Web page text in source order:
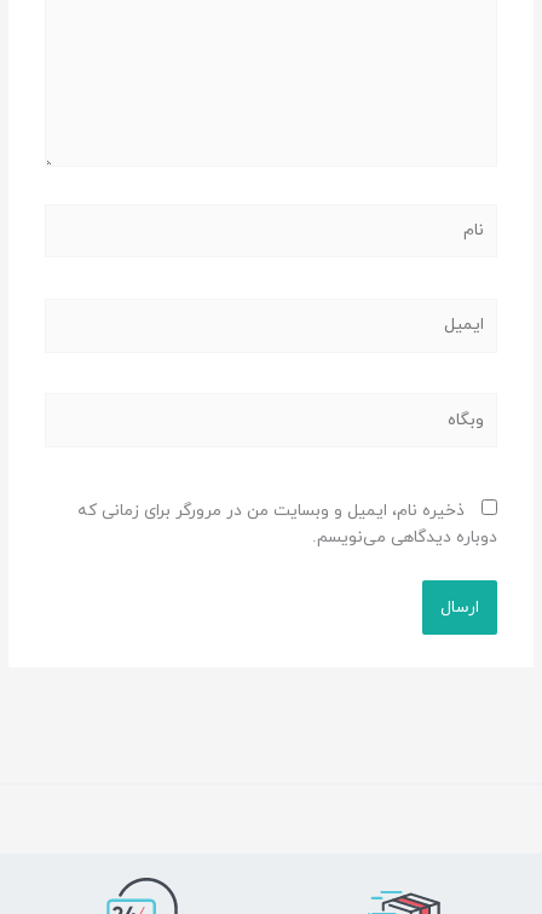
ذخیره نام، ایمیل و وبسایت من در مرورگر برای زمانی که
دوباره دیدگاهی می‌نویسم.